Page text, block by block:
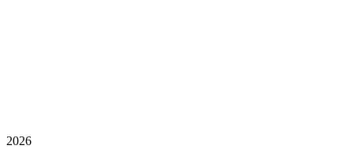
2026